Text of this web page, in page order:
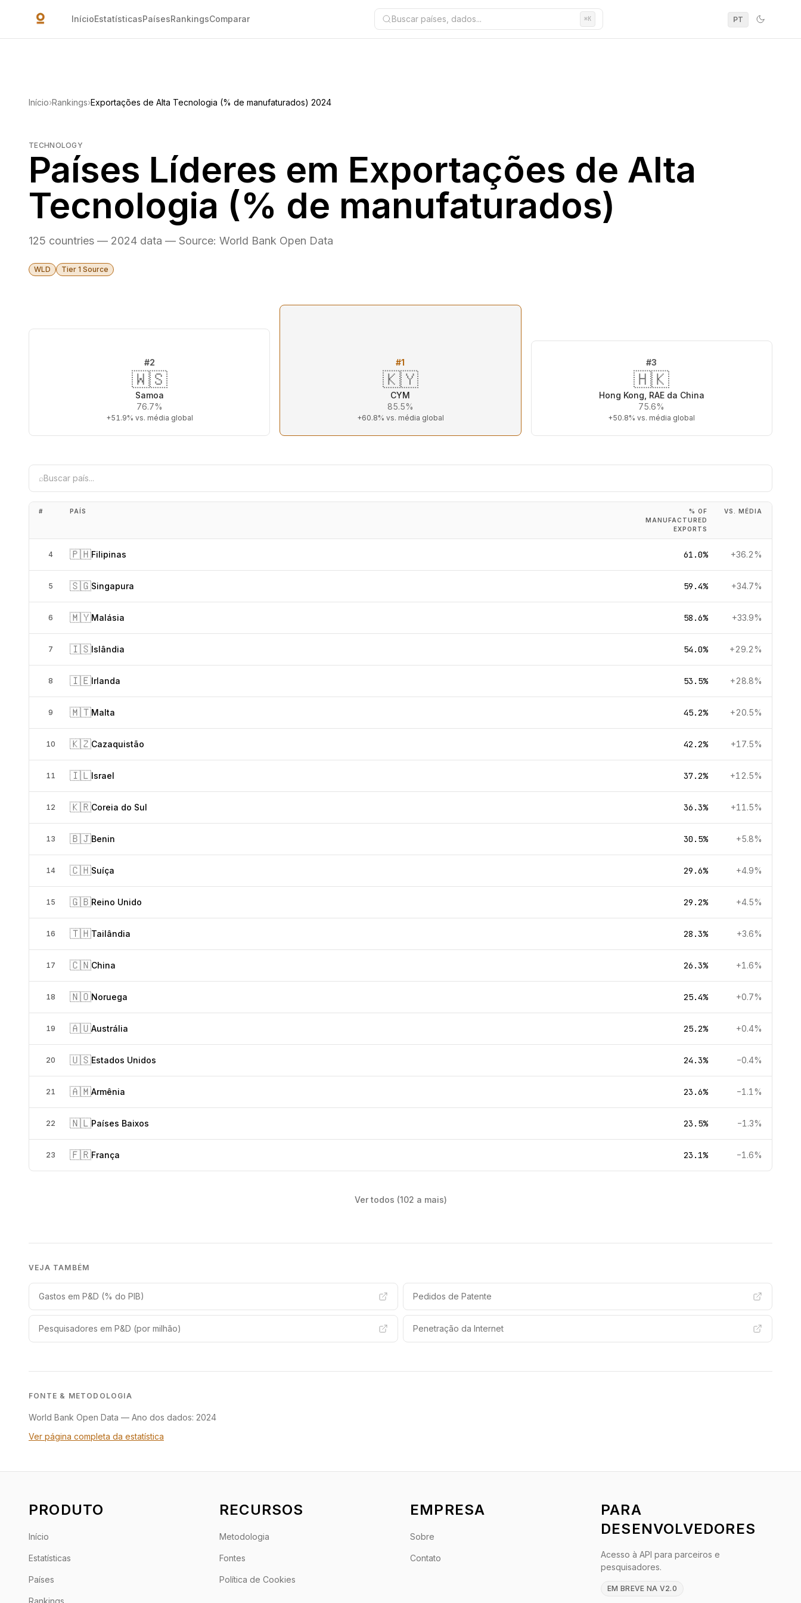
InícioEstatísticasPaísesRankingsComparar Buscar países, dados... ⌘K PT
Início›Rankings›Exportações de Alta Tecnologia (% de manufaturados) 2024
TECHNOLOGY
Países Líderes em Exportações de Alta
Tecnologia (% de manufaturados)
125 countries — 2024 data — Source: World Bank Open Data
WLD Tier 1 Source
#2
🇼🇸
Samoa
76.7%
+51.9% vs. média global
#1
🇰🇾
CYM
85.5%
+60.8% vs. média global
#3
🇭🇰
Hong Kong, RAE da China
75.6%
+50.8% vs. média global
⌕
# PAÍS
% OF
MANUFACTURED
EXPORTS
VS. MÉDIA
4 🇵🇭Filipinas 61.0% +36.2%
5 🇸🇬Singapura 59.4% +34.7%
6 🇲🇾Malásia 58.6% +33.9%
7 🇮🇸Islândia 54.0% +29.2%
8 🇮🇪Irlanda 53.5% +28.8%
9 🇲🇹Malta 45.2% +20.5%
10 🇰🇿Cazaquistão 42.2% +17.5%
11 🇮🇱Israel 37.2% +12.5%
12 🇰🇷Coreia do Sul 36.3% +11.5%
13 🇧🇯Benin 30.5% +5.8%
14 🇨🇭Suíça 29.6% +4.9%
15 🇬🇧Reino Unido 29.2% +4.5%
16 🇹🇭Tailândia 28.3% +3.6%
17 🇨🇳China 26.3% +1.6%
18 🇳🇴Noruega 25.4% +0.7%
19 🇦🇺Austrália 25.2% +0.4%
20 🇺🇸Estados Unidos 24.3% −0.4%
21 🇦🇲Armênia 23.6% −1.1%
22 🇳🇱Países Baixos 23.5% −1.3%
23 🇫🇷França 23.1% −1.6%
Ver todos (102 a mais)
VEJA TAMBÉM
Gastos em P&D (% do PIB) Pedidos de Patente
Pesquisadores em P&D (por milhão) Penetração da Internet
FONTE & METODOLOGIA
World Bank Open Data — Ano dos dados: 2024
Ver página completa da estatística
PRODUTO
Início
Estatísticas
Países
Rankings
RECURSOS
Metodologia
Fontes
Política de Cookies
EMPRESA
Sobre
Contato
PARA
DESENVOLVEDORES
Acesso à API para parceiros e
pesquisadores.
EM BREVE NA V2.0